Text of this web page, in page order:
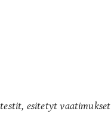
esitetyt vaatimukset